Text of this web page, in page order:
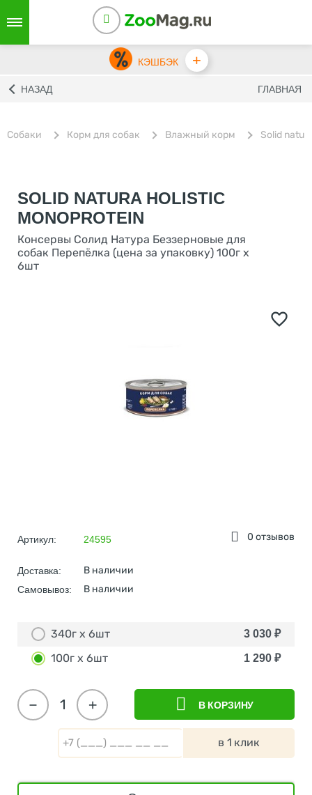
КЭШБЭК +
НАЗАД ГЛАВНАЯ
Собаки Корм для собак Влажный корм Solid
SOLID NATURA HOLISTIC
MONOPROTEIN
Консервы Солид Натура Беззерновые для
собак Перепёлка (цена за упаковку) 100г х
6шт
0 отзывов
Артикул: 24595
Доставка: В наличии
Самовывоз: В наличии
340г х 6шт 3 030 ₽
100г х 6шт 1 290 ₽
+
− В КОРЗИНУ
в 1 клик